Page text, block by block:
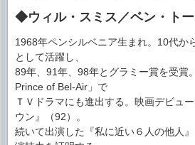
◆ウィル・スミス／ベン・ト
1968年ペンシルベニア生まれ。10代か
として活躍し、
89年、91年、98年とグラミー賞を受賞
Prince of Bel-Air」で
ＴＶドラマにも進出する。映画デビュ
ウン』（92）。
続いて出演した『私に近い６人の他人